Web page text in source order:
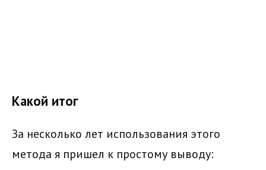
Какой итог
За несколько лет использования этого
метода я пришел к простому выводу: